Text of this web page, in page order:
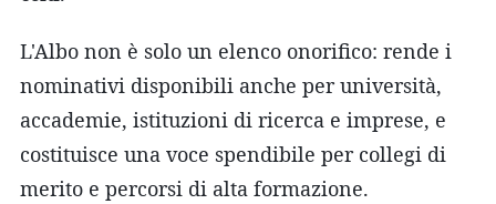
L'Albo non è solo un elenco onorifico: rende i
nominativi disponibili anche per università,
accademie, istituzioni di ricerca e imprese, e
costituisce una voce spendibile per collegi di
merito e percorsi di alta formazione.